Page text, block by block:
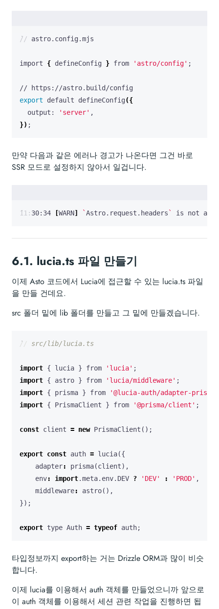
import { defineConfig } from 'astro/config' ;
export default defineConfig({
  output:
'server'
}) ;
만약 다음과 같은 에러나 경고가 나온다면 그건 바로
SSR 모드로 설정하지 않아서 일겁니다.
11:30:34 [WARN] `Astro.request.headers ` is not
6.1. lucia.ts 파일 만들기
이제 Asto 코드에서 Lucia에 접근할 수 있는 lucia.ts 파일
을 만들 건데요.
src 폴더 밑에 lib 폴더를 만들고 그 밑에 만들겠습니다.
import { lucia } from 'lucia' ;
import { astro } from 'lucia/middleware' ;
import { prisma } from
'@lucia-auth/adapter-prisma'
import { PrismaClient } from '@prisma/client' ;
const client = new PrismaClient ();
export const auth = lucia({
adapter: prisma(client),
env: import.meta. env. DEV ? 'DEV' : 'PROD' ,
middleware: astro(),
});
export type Auth = typeof auth;
타입정보까지 export하는 거는 Drizzle ORM과 많이 비슷
합니다.
이제 lucia를 이용해서 auth 객체를 만들었으니까 앞으로
이 auth 객체를 이용해서 세션 관련 작업을 진행하면 됩